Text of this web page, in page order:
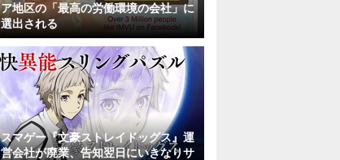
ア地区の「最高の労働環境の会社」に
選出される
スマゲー『文豪ストレイドッグス』運
営会社が廃業、告知翌日にいきなりサ